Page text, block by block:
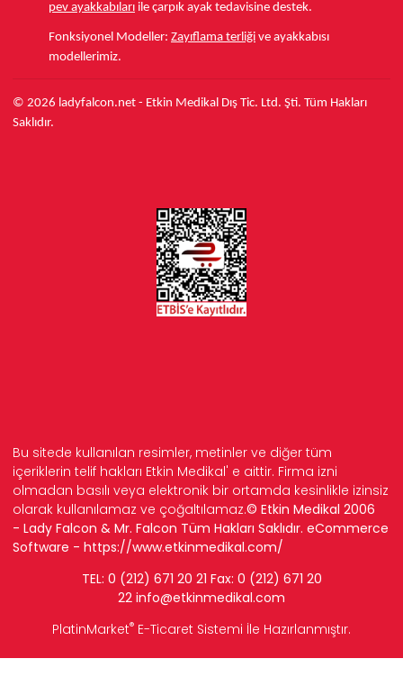
pev ayakkabıları ile çarpık ayak tedavisine destek.
Fonksiyonel Modeller: Zayıflama terliği ve ayakkabısı
modellerimiz.
© 2026 ladyfalcon.net - Etkin Medikal Dış Tic. Ltd. Şti. Tüm Hakları
Saklıdır.
Bu sitede kullanılan resimler, metinler ve diğer tüm
içeriklerin telif hakları Etkin Medikal' e aittir. Firma izni
olmadan basılı veya elektronik bir ortamda kesinlikle izinsiz
olarak kullanılamaz ve çoğaltılamaz.© Etkin Medikal 2006
- Lady Falcon & Mr. Falcon Tüm Hakları Saklıdır. eCommerce
Software - https://www.etkinmedikal.com/
TEL: 0 (212) 671 20 21 Fax: 0 (212) 671 20
22 info@etkinmedikal.com
PlatinMarket® E-Ticaret Sistemi İle Hazırlanmıştır.